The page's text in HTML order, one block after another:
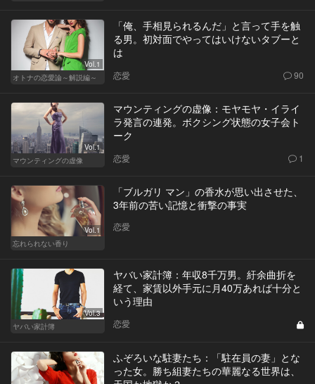
Vol.1
オトナの恋愛論～解説編～
「俺、手相見られるんだ」と言って手を触
る男。初対面でやってはいけないタブーと
は
恋愛 90
Vol.1
マウンティングの虚像
マウンティングの虚像：モヤモヤ・イライ
ラ発言の連発。ボクシング状態の女子会ト
ーク
恋愛 1
Vol.1
忘れられない香り
「ブルガリ マン」の香水が思い出させた、
3年前の苦い記憶と衝撃の事実
恋愛
Vol.3
ヤバい家計簿
ヤバい家計簿：年収8千万男。紆余曲折を
経て、家賃以外手元に月40万あれば十分と
いう理由
恋愛
ふぞろいな駐妻たち：「駐在員の妻」とな
った女。勝ち組妻たちの華麗なる世界は、